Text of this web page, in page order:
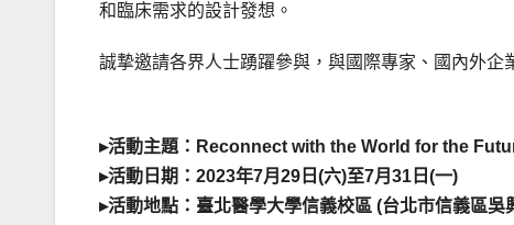
和臨床需求的設計發想。
誠摯邀請各界人士踴躍參與，與國際專家、國內外企
▸活動主題：Reconnect with the World for the
▸活動日期：2023年7月29日(六)至7月31日(一)
▸活動地點：臺北醫學大學信義校區 (台北市信義區吳